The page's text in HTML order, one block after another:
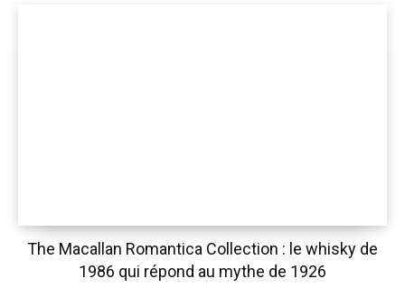
The Macallan Romantica Collection : le whisky de
1986 qui répond au mythe de 1926